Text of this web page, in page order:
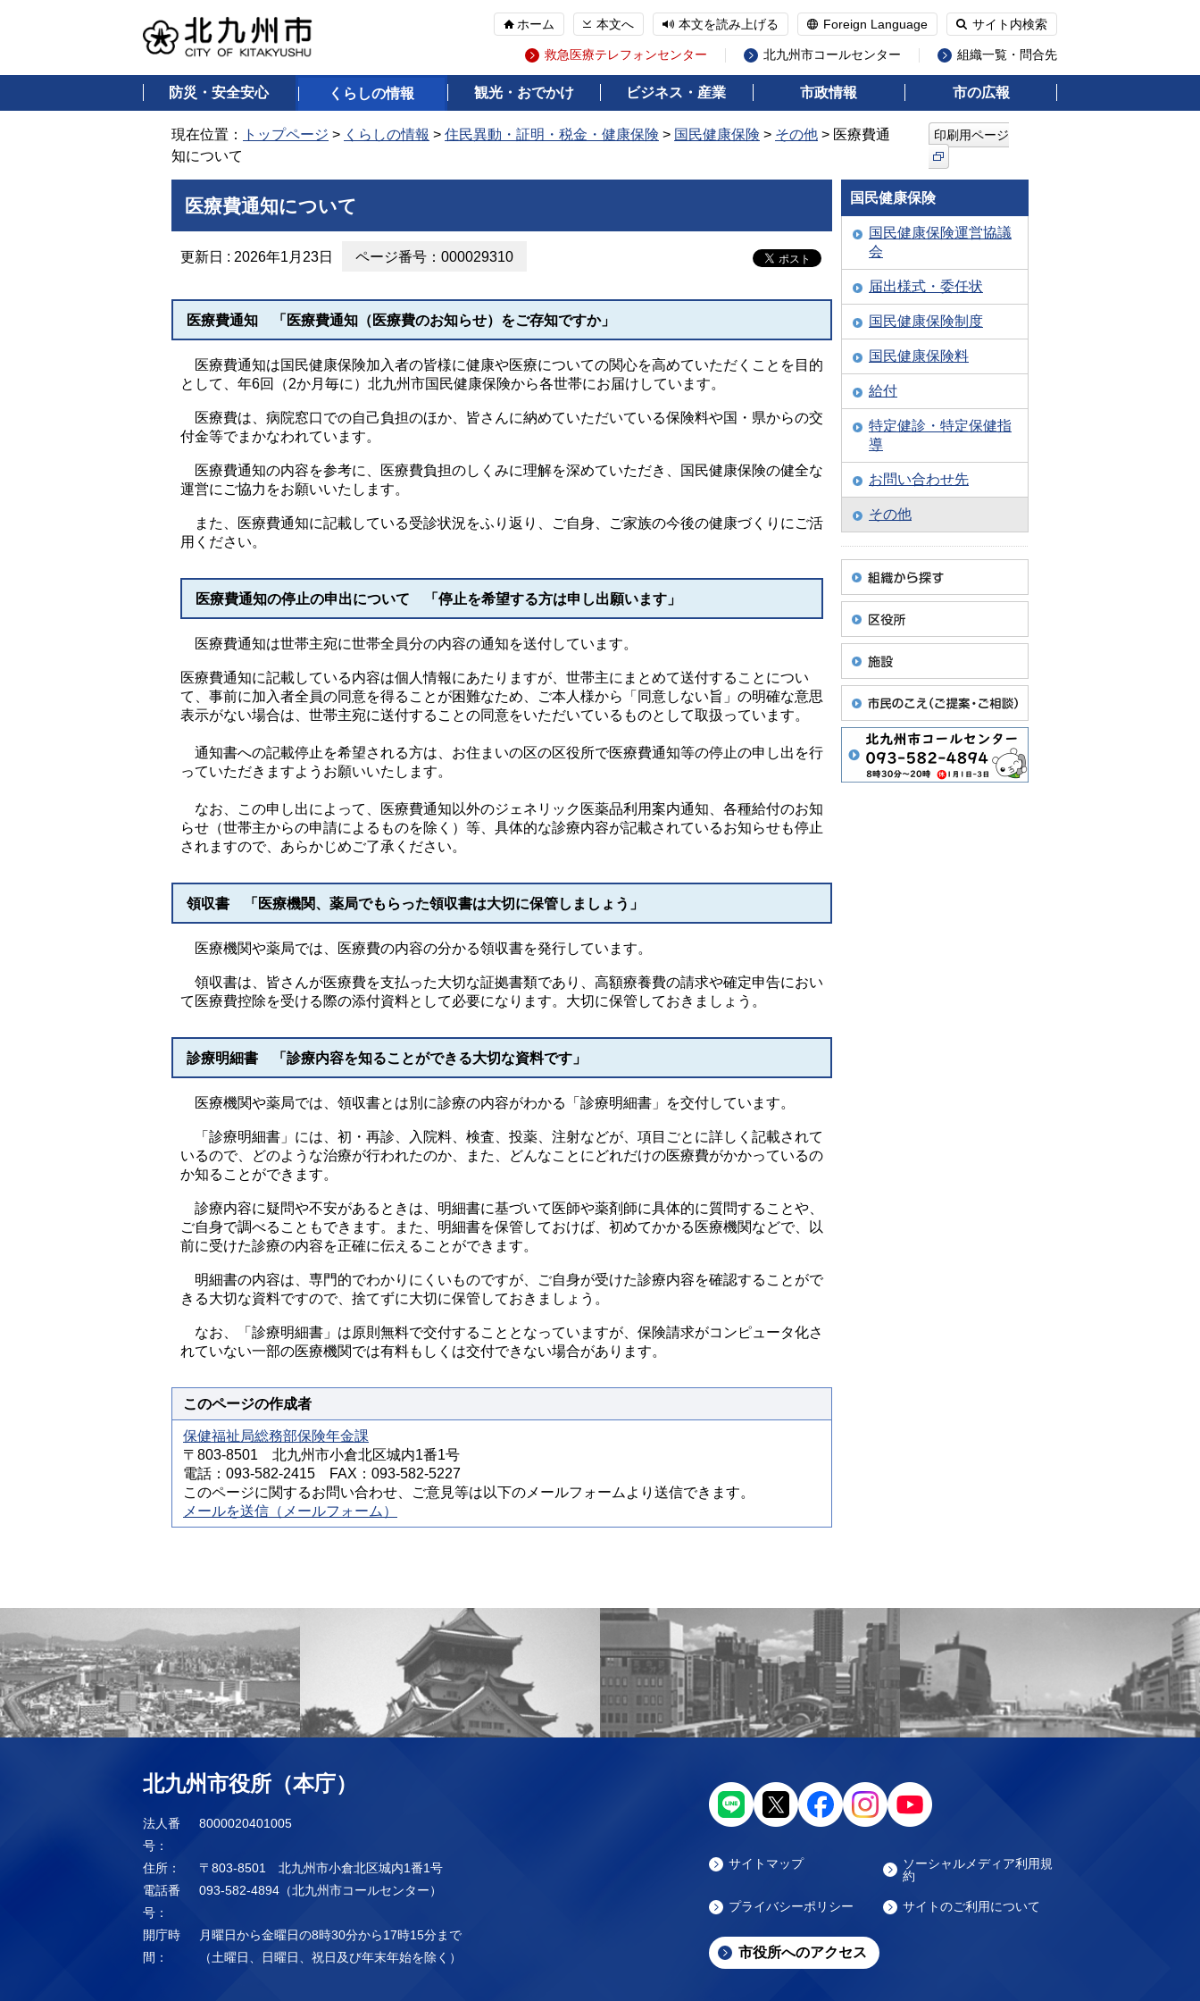
ホーム 本文へ 本文を読み上げる Foreign Language サイト内検索
救急医療テレフォンセンター 北九州市コールセンター 組織一覧・問合先
防災・安全安心 くらしの情報 観光・おでかけ ビジネス・産業 市政情報 市の広報
現在位置： トップページ > くらしの情報 > 住民異動・証明・税金・健康保険 > 国民健康保険 > その他 > 医療費通
知について
印刷用ページ
医療費通知について
更新日 : 2026年1月23日 ページ番号：000029310
医療費通知 「医療費通知（医療費のお知らせ）をご存知ですか」
医療費通知は国民健康保険加入者の皆様に健康や医療についての関心を高めていただくことを目的
として、年6回（2か月毎に）北九州市国民健康保険から各世帯にお届けしています。
医療費は、病院窓口での自己負担のほか、皆さんに納めていただいている保険料や国・県からの交
付金等でまかなわれています。
医療費通知の内容を参考に、医療費負担のしくみに理解を深めていただき、国民健康保険の健全な
運営にご協力をお願いいたします。
また、医療費通知に記載している受診状況をふり返り、ご自身、ご家族の今後の健康づくりにご活
用ください。
医療費通知の停止の申出について 「停止を希望する方は申し出願います」
医療費通知は世帯主宛に世帯全員分の内容の通知を送付しています。
医療費通知に記載している内容は個人情報にあたりますが、世帯主にまとめて送付することについ
て、事前に加入者全員の同意を得ることが困難なため、ご本人様から「同意しない旨」の明確な意思
表示がない場合は、世帯主宛に送付することの同意をいただいているものとして取扱っています。
通知書への記載停止を希望される方は、お住まいの区の区役所で医療費通知等の停止の申し出を行
っていただきますようお願いいたします。
なお、この申し出によって、医療費通知以外のジェネリック医薬品利用案内通知、各種給付のお知
らせ（世帯主からの申請によるものを除く）等、具体的な診療内容が記載されているお知らせも停止
されますので、あらかじめご了承ください。
領収書 「医療機関、薬局でもらった領収書は大切に保管しましょう」
医療機関や薬局では、医療費の内容の分かる領収書を発行しています。
領収書は、皆さんが医療費を支払った大切な証拠書類であり、高額療養費の請求や確定申告におい
て医療費控除を受ける際の添付資料として必要になります。大切に保管しておきましょう。
診療明細書 「診療内容を知ることができる大切な資料です」
医療機関や薬局では、領収書とは別に診療の内容がわかる「診療明細書」を交付しています。
「診療明細書」には、初・再診、入院料、検査、投薬、注射などが、項目ごとに詳しく記載されて
いるので、どのような治療が行われたのか、また、どんなことにどれだけの医療費がかかっているの
か知ることができます。
診療内容に疑問や不安があるときは、明細書に基づいて医師や薬剤師に具体的に質問することや、
ご自身で調べることもできます。また、明細書を保管しておけば、初めてかかる医療機関などで、以
前に受けた診療の内容を正確に伝えることができます。
明細書の内容は、専門的でわかりにくいものですが、ご自身が受けた診療内容を確認することがで
きる大切な資料ですので、捨てずに大切に保管しておきましょう。
なお、「診療明細書」は原則無料で交付することとなっていますが、保険請求がコンピュータ化さ
れていない一部の医療機関では有料もしくは交付できない場合があります。
このページの作成者
保健福祉局総務部保険年金課
〒803-8501 北九州市小倉北区城内1番1号
電話：093-582-2415 FAX：093-582-5227
このページに関するお問い合わせ、ご意見等は以下のメールフォームより送信できます。
メールを送信（メールフォーム）
国民健康保険
国民健康保険運営協議
会
届出様式・委任状
国民健康保険制度
国民健康保険料
給付
特定健診・特定保健指
導
お問い合わせ先
その他
北九州市役所（本庁）
法人番
号：
8000020401005
住所：
〒803-8501 北九州市小倉北区城内1番1号
電話番
号：
093-582-4894（北九州市コールセンター）
開庁時
間：
月曜日から金曜日の8時30分から17時15分まで
（土曜日、日曜日、祝日及び年末年始を除く）
サイトマップ
ソーシャルメディア利用規
約
プライバシーポリシー サイトのご利用について
市役所へのアクセス